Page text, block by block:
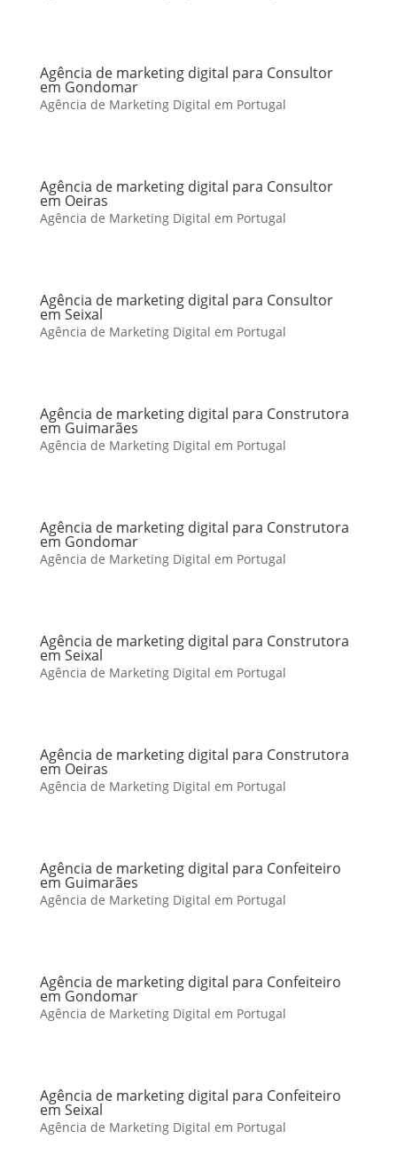
Agência de marketing digital para Consultor
em Gondomar
Agência de Marketing Digital em Portugal
Agência de marketing digital para Consultor
em Oeiras
Agência de Marketing Digital em Portugal
Agência de marketing digital para Consultor
em Seixal
Agência de Marketing Digital em Portugal
Agência de marketing digital para Construtora
em Guimarães
Agência de Marketing Digital em Portugal
Agência de marketing digital para Construtora
em Gondomar
Agência de Marketing Digital em Portugal
Agência de marketing digital para Construtora
em Seixal
Agência de Marketing Digital em Portugal
Agência de marketing digital para Construtora
em Oeiras
Agência de Marketing Digital em Portugal
Agência de marketing digital para Confeiteiro
em Guimarães
Agência de Marketing Digital em Portugal
Agência de marketing digital para Confeiteiro
em Gondomar
Agência de Marketing Digital em Portugal
Agência de marketing digital para Confeiteiro
em Seixal
Agência de Marketing Digital em Portugal